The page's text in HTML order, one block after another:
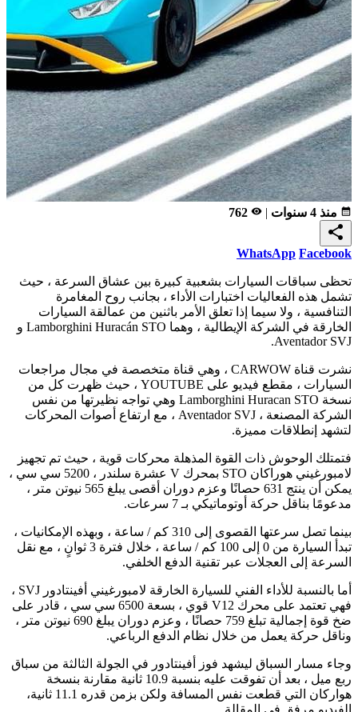
calendar_month منذ 4 سنوات |
remove_red_eye
share
WhatsApp Facebook
تحظى سباقات السيارات بشعبية كبيرة بين عشاق السرعة ، حيث
تشمل هذه الفعاليات اختبارات الأداء ، بجانب روح المغامرة
التنافسية ، ولا سيما إذا تعلق الأمر باثنين من عمالقة السيارات
الخارقة في الشركة الإيطالية ، وهما Lamborghini Huracán STO و
Aventador SVJ.
نشرت قناة CARWOW ، وهي قناة متخصصة في مجال مراجعات
السيارات ، مقطع فيديو على YOUTUBE ، حيث ظهرت كل من
نسخة Lamborghini Huracan STO وهي تواجه نظيرتها من نفس
الشركة المصنعة ، Aventador SVJ ، مع ارتفاع أصوات المحركات
لتشهد إنطلاقات مميزة.
فتمتلك الوحوش ذات القوة المذهلة محركات قوية ، حيث تم تجهيز
لامبورغيني هوراكان STO بمحرك V عشرة سلندر ، 5200 سي سي ،
يمكن أن ينتج 631 حصانًا وعزم دوران أقصى يبلغ 565 نيوتن متر ،
مدعومًا بناقل حركة أوتوماتيكي بـ 7 سرعات.
بينما تصل سرعتها القصوى إلى 310 كم / ساعة ، وبهذه الإمكانيات ،
تبدأ السيارة من 0 إلى 100 كم / ساعة ، خلال فترة 3 ثوانٍ ، مع نقل
السرعة إلى العجلات عبر تقنية الدفع الخلفي.
أما بالنسبة للأداء الفني للسيارة الخارقة لامبورغيني أفينتادور SVJ ،
فهي تعتمد على محرك V12 قوي ، بسعة 6500 سي سي ، قادر على
ضخ قوة إجمالية تبلغ 759 حصانًا ، وعزم دوران يبلغ 690 نيوتن متر ،
وناقل حركة يعمل من خلال نظام الدفع الرباعي.
وجاء مسار السباق ليشهد فوز أفينتادور في الجولة الثالثة من سباق
ربع ميل ، بعد أن تفوقت عليه بنسبة 10.9 ثانية مقارنة بنسخة
هواركان التي قطعت نفس المسافة ولكن بزمن قدره 11.1 ثانية،
الفيديو مرفق في المقالة.